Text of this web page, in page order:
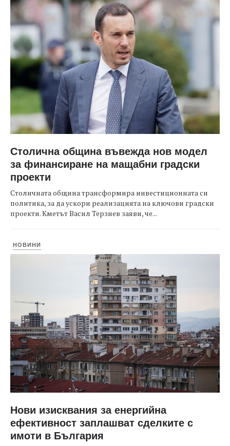
Столична община въвежда нов модел
за финансиране на мащабни градски
проекти
Столичната община трансформира инвестиционната си
политика, за да ускори реализацията на ключови градски
проекти. Кметът Васил Терзиев заяви, че...
НОВИНИ
Нови изисквания за енергийна
ефективност заплашват сделките с
имоти в България